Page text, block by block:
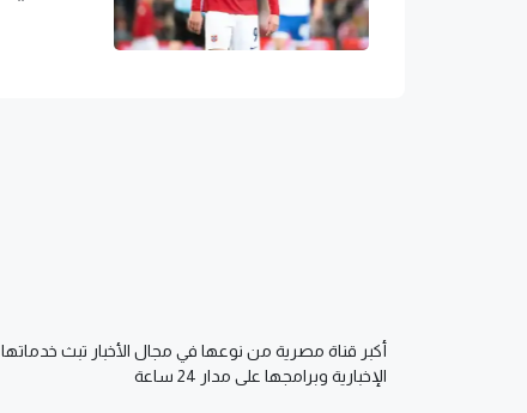
أكبر قناة مصرية من نوعها في مجال الأخبار تبث خدماتها
الإخبارية وبرامجها على مدار 24 ساعة